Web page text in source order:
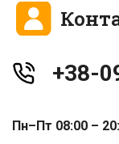
+38-
Пн–Пт 08:00 –